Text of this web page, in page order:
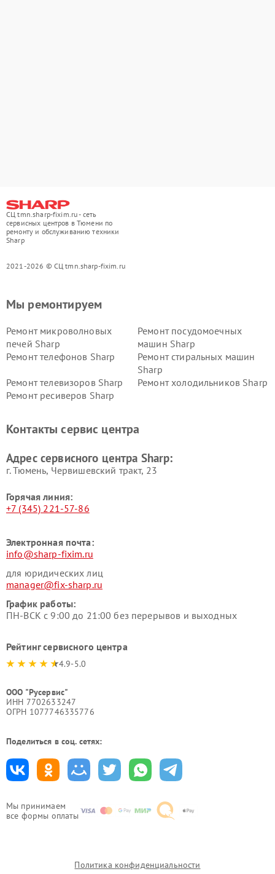
СЦ tmn.sharp-fixim.ru - сеть
сервисных центров в Тюмени по
ремонту и обслуживанию техники
Sharp
2021-2026 © СЦ tmn.sharp-fixim.ru
Мы принимаем
все формы оплаты
Мы ремонтируем
Ремонт микроволновых
печей Sharp
Ремонт посудомоечных
машин Sharp
Ремонт телефонов Sharp
Ремонт стиральных машин
Sharp
Ремонт телевизоров Sharp
Ремонт холодильников Sharp
Ремонт ресиверов Sharp
Контакты сервис центра
Адрес сервисного центра Sharp:
г. Тюмень, ​Червишевский тракт, 23
Горячая линия:
+7 (345) 221-57-86
Электронная почта:
info@sharp-fixim.ru
для юридических лиц
manager@fix-sharp.ru
График работы:
ПН-ВСК с 9:00 до 21:00 без перерывов и выходных
Рейтинг сервисного центра
4.9-5.0
ООО "Русервис"
ИНН 7702633247
ОГРН 1077746335776
Поделиться в соц. сетях:
Политика конфиденциальности